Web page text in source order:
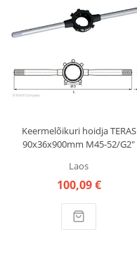
Keermelõikuri hoidja TERAS
90x36x900mm M45-52/G2"
Laos
100,09 €